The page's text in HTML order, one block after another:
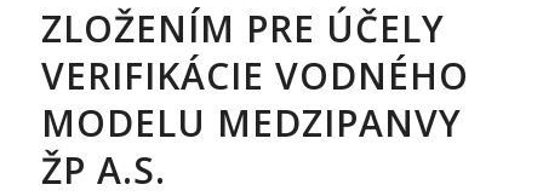
ZLOŽENÍM PRE ÚČELY
VERIFIKÁCIE VODNÉHO
MODELU MEDZIPANVY
ŽP A.S.